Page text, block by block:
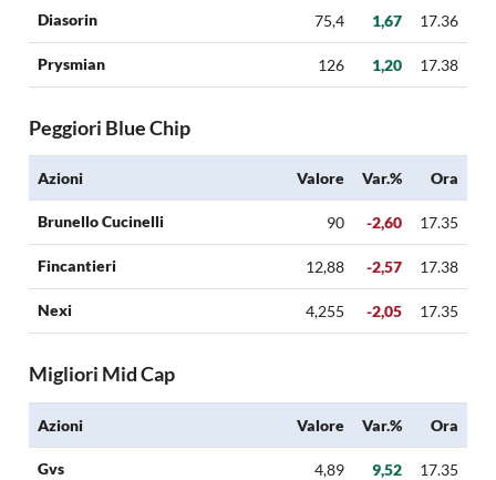
Diasorin 75,4 1,67 17.36
Prysmian 126 1,20 17.38
Peggiori Blue Chip
Azioni Valore Var.% Ora
Brunello Cucinelli 90 -2,60 17.35
Fincantieri 12,88 -2,57 17.38
Nexi 4,255 -2,05 17.35
Migliori Mid Cap
Azioni Valore Var.% Ora
Gvs 4,89 9,52 17.35